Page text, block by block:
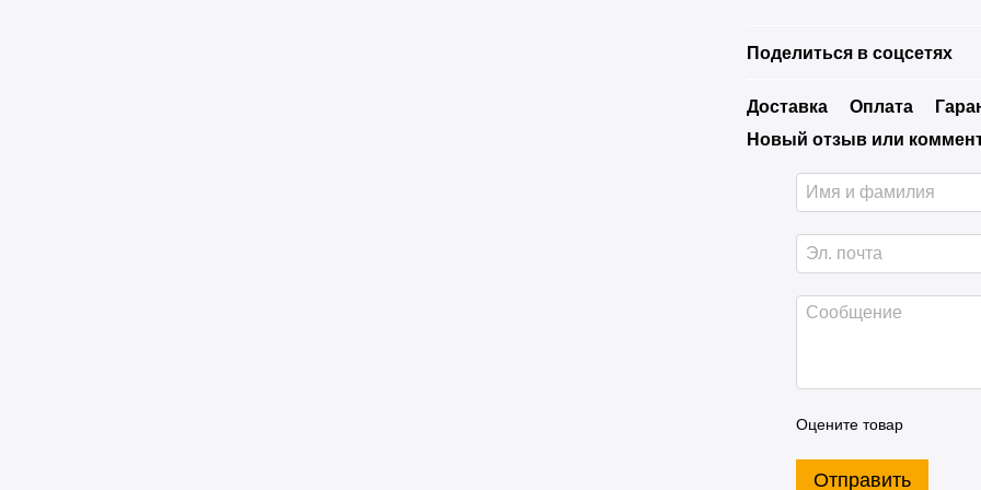
Поделиться в соцсетях
Доставка Оплата
Новый отзыв или
Оцените товар
Отправить